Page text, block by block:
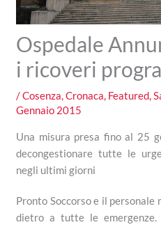
Ospedale
i ricoveri
/Cosenza,Cronaca, Featured,
Gennaio 2015
Una misura presa fino al 25
decongestionare tutte le
negli ultimi giorni
Pronto Soccorso e il personale
dietro a tutte le emergenze.